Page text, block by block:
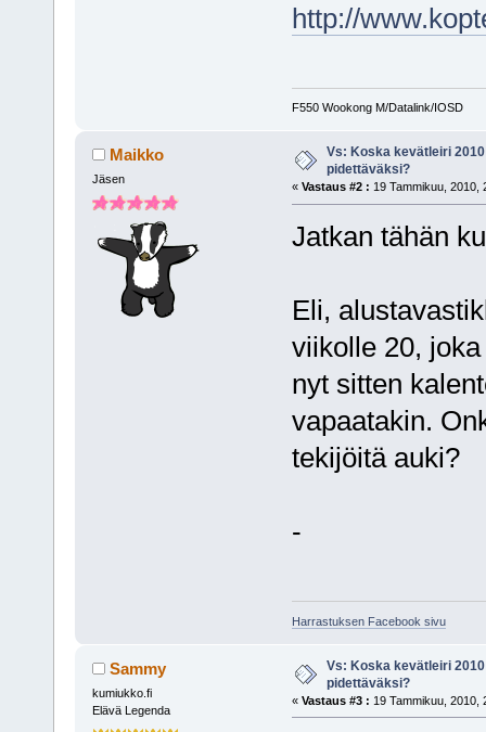
http://
F550 Wookong M/Datalink/IOSD
Maikko
Jäsen
Vs: Koska kevätleiri
pidettäväksi?
« Vastaus #2 : 19 Tammikuu, 2010,
Jatkan tähän
Eli,
viikolle 20,
nyt sitten
vapaatakin.
tekijöitä auki?
-
Harrastuksen Facebook sivu
Sammy
kumiukko.fi
Elävä Legenda
Vs: Koska kevätleiri
pidettäväksi?
« Vastaus #3 : 19 Tammikuu, 2010,